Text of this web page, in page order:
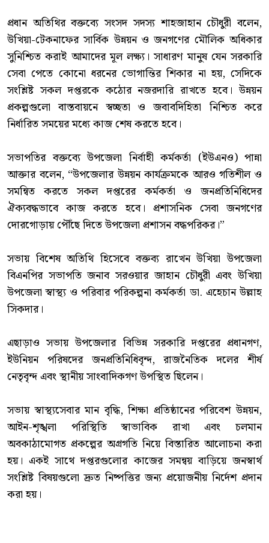
‎প্রধান অতিথির বক্তব্যে সংসদ সদস্য শাহজাহান চৌধুরী বলেন,
উখিয়া-টেকনাফের সার্বিক উন্নয়ন ও জনগণের মৌলিক অধিকার
সুনিশ্চিত করাই আমাদের মূল লক্ষ্য। সাধারণ মানুষ যেন সরকারি
সেবা পেতে কোনো ধরনের ভোগান্তির শিকার না হয়, সেদিকে
সংশ্লিষ্ট সকল দপ্তরকে কঠোর নজরদারি রাখতে হবে। উন্নয়ন
প্রকল্পগুলো বাস্তবায়নে স্বচ্ছতা ও জবাবদিহিতা নিশ্চিত করে
নির্ধারিত সময়ের মধ্যে কাজ শেষ করতে হবে।
‎সভাপতির বক্তব্যে উপজেলা নির্বাহী কর্মকর্তা (ইউএনও) পান্না
আক্তার বলেন, “উপজেলার উন্নয়ন কার্যক্রমকে আরও গতিশীল ও
সমন্বিত করতে সকল দপ্তরের কর্মকর্তা ও জনপ্রতিনিধিদের
ঐক্যবদ্ধভাবে কাজ করতে হবে। প্রশাসনিক সেবা জনগণের
দোরগোড়ায় পৌঁছে দিতে উপজেলা প্রশাসন বদ্ধপরিকর।”
‎সভায় বিশেষ অতিথি হিসেবে বক্তব্য রাখেন উখিয়া উপজেলা
বিএনপির সভাপতি জনাব সরওয়ার জাহান চৌধুরী এবং উখিয়া
উপজেলা স্বাস্থ্য ও পরিবার পরিকল্পনা কর্মকর্তা ডা. এহেচান উল্লাহ
সিকদার।
‎এছাড়াও সভায় উপজেলার বিভিন্ন সরকারি দপ্তরের প্রধানগণ,
ইউনিয়ন পরিষদের জনপ্রতিনিধিবৃন্দ, রাজনৈতিক দলের শীর্ষ
নেতৃবৃন্দ এবং স্থানীয় সাংবাদিকগণ উপস্থিত ছিলেন।
‎সভায় স্বাস্থ্যসেবার মান বৃদ্ধি, শিক্ষা প্রতিষ্ঠানের পরিবেশ উন্নয়ন,
আইন-শৃঙ্খলা পরিস্থিতি স্বাভাবিক রাখা এবং চলমান
অবকাঠামোগত প্রকল্পের অগ্রগতি নিয়ে বিস্তারিত আলোচনা করা
হয়। একই সাথে দপ্তরগুলোর কাজের সমন্বয় বাড়িয়ে জনস্বার্থ
সংশ্লিষ্ট বিষয়গুলো দ্রুত নিষ্পত্তির জন্য প্রয়োজনীয় নির্দেশ প্রদান
করা হয়।